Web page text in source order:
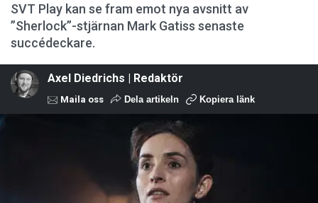
SVT Play kan se fram emot nya avsnitt av
”Sherlock”-stjärnan Mark Gatiss senaste
succédeckare.
Axel Diedrichs | Redaktör
Maila oss Dela artikeln Kopiera länk